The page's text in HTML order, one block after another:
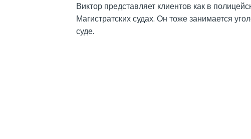
Виктор представляет клиентов как в
Магистратских судах. Он тоже занимается
суде.